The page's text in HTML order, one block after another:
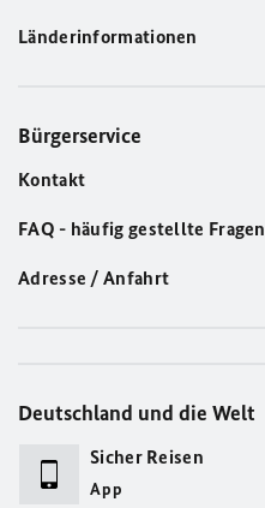
Länderinformationen
Bürgerservice
Kontakt
FAQ - häufig gestellte Fragen
Adresse / Anfahrt
Deutschland und die Welt
Sicher Reisen
App